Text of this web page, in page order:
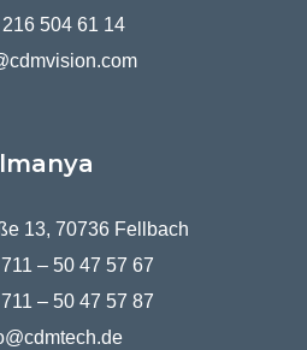
504 61 14
13, 70736 Fellbach
– 50 47 57 67
– 50 47 57 87